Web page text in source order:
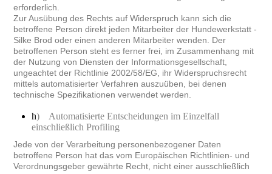
erforderlich.
Zur Ausübung des Rechts auf Widerspruch kann sich die
betroffene Person direkt jeden Mitarbeiter der Hundewerkstatt -
Silke Brod oder einen anderen Mitarbeiter wenden. Der
betroffenen Person steht es ferner frei, im Zusammenhang mit
der Nutzung von Diensten der Informationsgesellschaft,
ungeachtet der Richtlinie 2002/58/EG, ihr Widerspruchsrecht
mittels automatisierter Verfahren auszuüben, bei denen
technische Spezifikationen verwendet werden.
h) Automatisierte Entscheidungen im Einzelfall
einschließlich Profiling
Jede von der Verarbeitung personenbezogener Daten
betroffene Person hat das vom Europäischen Richtlinien- und
Verordnungsgeber gewährte Recht, nicht einer ausschließlich